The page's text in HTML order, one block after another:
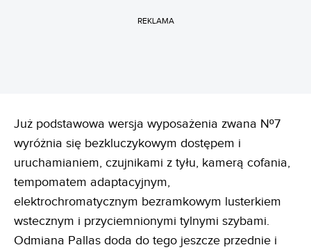
REKLAMA
Już podstawowa wersja wyposażenia zwana Nº7
wyróżnia się bezkluczykowym dostępem i
uruchamianiem, czujnikami z tyłu, kamerą cofania,
tempomatem adaptacyjnym,
elektrochromatycznym bezramkowym lusterkiem
wstecznym i przyciemnionymi tylnymi szybami.
Odmiana Pallas doda do tego jeszcze przednie i